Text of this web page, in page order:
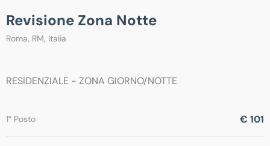
Revisione Zona Notte
Roma, RM, Italia
RESIDENZIALE - ZONA GIORNO/NOTTE
1° Posto € 101